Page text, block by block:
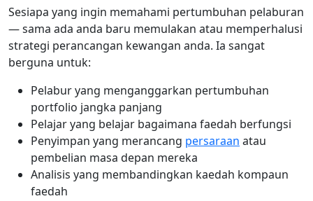
Sesiapa yang ingin memahami pertumbuhan pelaburan
— sama ada anda baru memulakan atau memperhalusi
strategi perancangan kewangan anda. Ia sangat
berguna untuk:
Pelabur yang menganggarkan pertumbuhan
portfolio jangka panjang
Pelajar yang belajar bagaimana faedah berfungsi
Penyimpan yang merancang persaraan atau
pembelian masa depan mereka
Analisis yang membandingkan kaedah kompaun
faedah